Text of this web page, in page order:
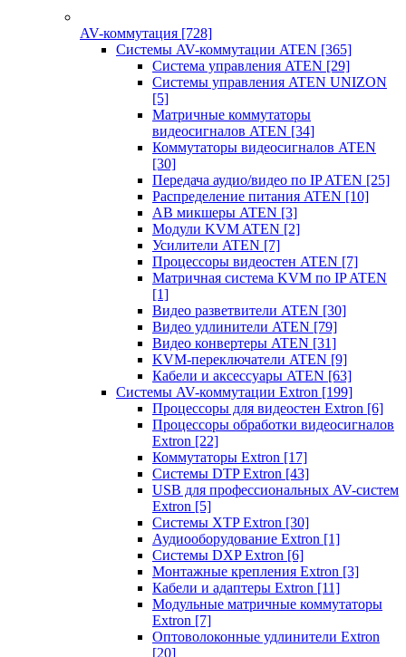
AV-коммутация [728]
Системы AV-коммутации ATEN [365]
Система управления ATEN [29]
Системы управления ATEN UNIZON
[5]
Матричные коммутаторы
видеосигналов ATEN [34]
Коммутаторы видеосигналов ATEN
[30]
Передача аудио/видео по IP ATEN [25]
Распределение питания ATEN [10]
АВ микшеры ATEN [3]
Модули KVM ATEN [2]
Усилители ATEN [7]
Процессоры видеостен ATEN [7]
Матричная система KVM по IP ATEN
[1]
Видео разветвители ATEN [30]
Видео удлинители ATEN [79]
Видео конвертеры ATEN [31]
KVM-переключатели ATEN [9]
Кабели и аксессуары ATEN [63]
Системы AV-коммутации Extron [199]
Процессоры для видеостен Extron [6]
Процессоры обработки видеосигналов
Extron [22]
Коммутаторы Extron [17]
Системы DTP Extron [43]
USB для профессиональных AV-систем
Extron [5]
Системы XTP Extron [30]
Аудиооборудование Extron [1]
Системы DXP Extron [6]
Монтажные крепления Extron [3]
Кабели и адаптеры Extron [11]
Модульные матричные коммутаторы
Extron [7]
Оптоволоконные удлинители Extron
[20]